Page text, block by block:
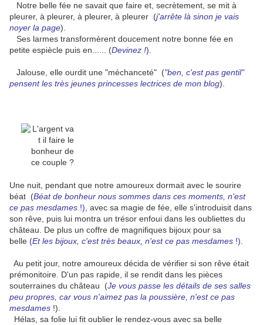
Notre belle fée ne savait que faire et, secrètement, se mit à
pleurer, à pleurer, à pleurer, à pleurer (j'arrête là sinon je vais
noyer la page).
Ses larmes transformèrent doucement notre bonne fée en
petite espiècle puis en...... (Devinez !).
Jalouse, elle ourdit une "méchanceté" ("ben, c'est pas gentil"
pensent les très jeunes princesses lectrices de mon blog).
Une nuit, pendant que notre amoureux dormait avec le sourire
béat (Béat de bonheur nous sommes dans ces moments, n'est
ce pas mesdames !), avec sa magie de fée, elle s'introduisit dans
son rêve, puis lui montra un trésor enfoui dans les oubliettes du
château. De plus un coffre de magnifiques bijoux pour sa
belle (Et les bijoux, c'est très beaux, n'est ce pas mesdames !).
Au petit jour, notre amoureux décida de vérifier si son rêve était
prémonitoire. D'un pas rapide, il se rendit dans les pièces
souterraines du château (Je vous passe les détails de ses salles
peu propres, car vous n'aimez pas la poussière, n'est ce pas
mesdames !).
Hélas, sa folie lui fit oublier le rendez-vous avec sa belle